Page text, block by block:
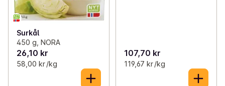
Surkål
450 g, NORA
26,10 kr
58,00 kr /kg
107,70 kr
119,67 kr /kg